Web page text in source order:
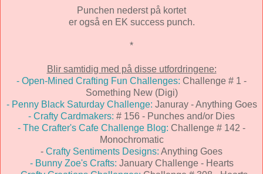
Punchen nederst på kortet
er også en EK success punch.
*
Blir samtidig med på disse utfordringene:
- Open-Mined Crafting Fun Challenges: Challenge # 1 -
Something New (Digi)
- Penny Black Saturday Challenge: Januray - Anything Goes
- Crafty Cardmakers: # 156 - Punches and/or Dies
- The Crafter's Cafe Challenge Blog: Challenge # 142 -
Monochromatic
- Crafty Sentiments Designs: Anything Goes
- Bunny Zoe's Crafts: January Challenge - Hearts